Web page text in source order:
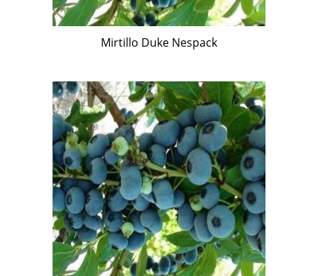
Mirtillo Duke Nespack